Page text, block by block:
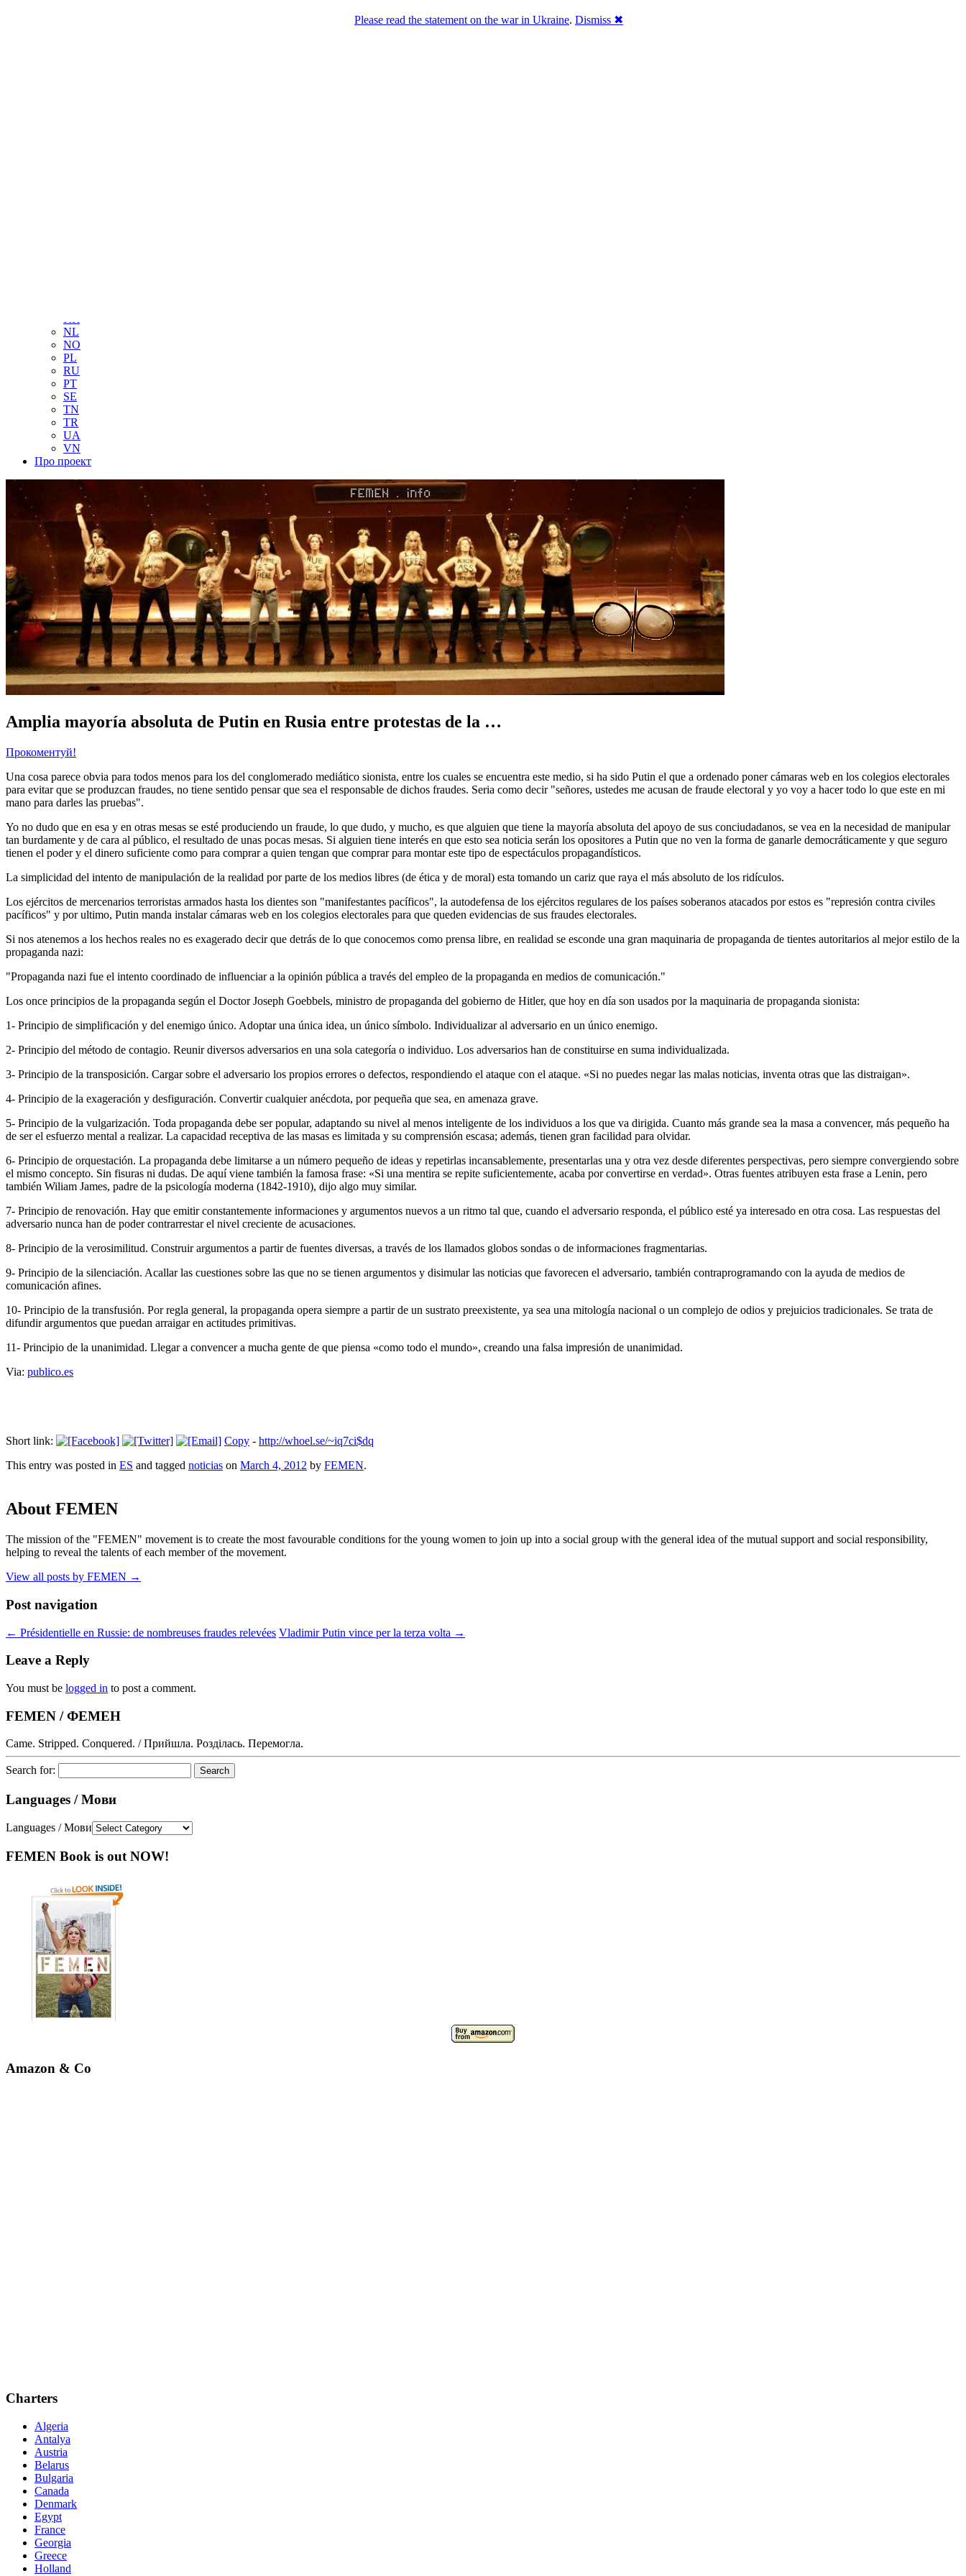
KR
NL
NO
PL
RU
PT
SE
TN
TR
UA
VN
Про проект
Amplia mayoría absoluta de Putin en Rusia entre protestas de la …
Прокоментуй!
Una cosa parece obvia para todos menos para los del conglomerado mediático sionista, entre los cuales se encuentra este medio, si ha sido Putin el que a ordenado poner cámaras web en los colegios electorales
para evitar que se produzcan fraudes, no tiene sentido pensar que sea el responsable de dichos fraudes. Seria como decir "señores, ustedes me acusan de fraude electoral y yo voy a hacer todo lo que este en mi
mano para darles las pruebas".
Yo no dudo que en esa y en otras mesas se esté produciendo un fraude, lo que dudo, y mucho, es que alguien que tiene la mayoría absoluta del apoyo de sus conciudadanos, se vea en la necesidad de manipular
tan burdamente y de cara al público, el resultado de unas pocas mesas. Si alguien tiene interés en que esto sea noticia serán los opositores a Putin que no ven la forma de ganarle democráticamente y que seguro
tienen el poder y el dinero suficiente como para comprar a quien tengan que comprar para montar este tipo de espectáculos propagandísticos.
La simplicidad del intento de manipulación de la realidad por parte de los medios libres (de ética y de moral) esta tomando un cariz que raya el más absoluto de los ridículos.
Los ejércitos de mercenarios terroristas armados hasta los dientes son "manifestantes pacíficos", la autodefensa de los ejércitos regulares de los países soberanos atacados por estos es "represión contra civiles
pacíficos" y por ultimo, Putin manda instalar cámaras web en los colegios electorales para que queden evidencias de sus fraudes electorales.
Si nos atenemos a los hechos reales no es exagerado decir que detrás de lo que conocemos como prensa libre, en realidad se esconde una gran maquinaria de propaganda de tientes autoritarios al mejor estilo de la
propaganda nazi:
"Propaganda nazi fue el intento coordinado de influenciar a la opinión pública a través del empleo de la propaganda en medios de comunicación."
Los once principios de la propaganda según el Doctor Joseph Goebbels, ministro de propaganda del gobierno de Hitler, que hoy en día son usados por la maquinaria de propaganda sionista:
1- Principio de simplificación y del enemigo único. Adoptar una única idea, un único símbolo. Individualizar al adversario en un único enemigo.
2- Principio del método de contagio. Reunir diversos adversarios en una sola categoría o individuo. Los adversarios han de constituirse en suma individualizada.
3- Principio de la transposición. Cargar sobre el adversario los propios errores o defectos, respondiendo el ataque con el ataque. «Si no puedes negar las malas noticias, inventa otras que las distraigan».
4- Principio de la exageración y desfiguración. Convertir cualquier anécdota, por pequeña que sea, en amenaza grave.
5- Principio de la vulgarización. Toda propaganda debe ser popular, adaptando su nivel al menos inteligente de los individuos a los que va dirigida. Cuanto más grande sea la masa a convencer, más pequeño ha
de ser el esfuerzo mental a realizar. La capacidad receptiva de las masas es limitada y su comprensión escasa; además, tienen gran facilidad para olvidar.
6- Principio de orquestación. La propaganda debe limitarse a un número pequeño de ideas y repetirlas incansablemente, presentarlas una y otra vez desde diferentes perspectivas, pero siempre convergiendo sobre
el mismo concepto. Sin fisuras ni dudas. De aquí viene también la famosa frase: «Si una mentira se repite suficientemente, acaba por convertirse en verdad». Otras fuentes atribuyen esta frase a Lenin, pero
también Wiliam James, padre de la psicología moderna (1842-1910), dijo algo muy similar.
7- Principio de renovación. Hay que emitir constantemente informaciones y argumentos nuevos a un ritmo tal que, cuando el adversario responda, el público esté ya interesado en otra cosa. Las respuestas del
adversario nunca han de poder contrarrestar el nivel creciente de acusaciones.
8- Principio de la verosimilitud. Construir argumentos a partir de fuentes diversas, a través de los llamados globos sondas o de informaciones fragmentarias.
9- Principio de la silenciación. Acallar las cuestiones sobre las que no se tienen argumentos y disimular las noticias que favorecen el adversario, también contraprogramando con la ayuda de medios de
comunicación afines.
10- Principio de la transfusión. Por regla general, la propaganda opera siempre a partir de un sustrato preexistente, ya sea una mitología nacional o un complejo de odios y prejuicios tradicionales. Se trata de
difundir argumentos que puedan arraigar en actitudes primitivas.
11- Principio de la unanimidad. Llegar a convencer a mucha gente de que piensa «como todo el mundo», creando una falsa impresión de unanimidad.
Via: publico.es
Short link: Copy - http://whoel.se/~iq7ci$dq
This entry was posted in ES and tagged noticias on March 4, 2012 by FEMEN.
About FEMEN
The mission of the "FEMEN" movement is to create the most favourable conditions for the young women to join up into a social group with the general idea of the mutual support and social responsibility,
helping to reveal the talents of each member of the movement.
View all posts by FEMEN →
Post navigation
← Présidentielle en Russie: de nombreuses fraudes relevées Vladimir Putin vince per la terza volta →
Leave a Reply
You must be logged in to post a comment.
FEMEN / ФЕМЕН
Came. Stripped. Conquered. / Прийшла. Розділась. Перемогла.
Search for:
Languages / Мови
Languages / Мови
FEMEN Book is out NOW!
Amazon & Co
Charters
Algeria
Antalya
Austria
Belarus
Bulgaria
Canada
Denmark
Egypt
France
Georgia
Greece
Holland
Please read the statement on the war in Ukraine. Dismiss ✖